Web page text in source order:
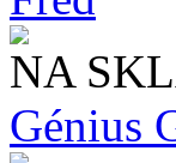
NA
Génius